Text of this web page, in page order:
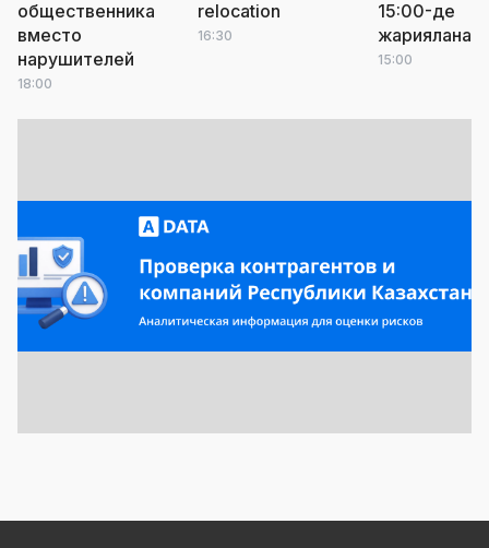
общественника
вместо
нарушителей
18:00
relocation
16:30
15:00-де
15:00